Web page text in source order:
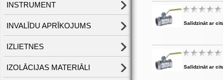
INSTRUMENT
INVALĪDU APRĪKOJUMS
IZLIETNES
IZOLĀCIJAS MATERIĀLI
Salīdzināt ar
Salīdzināt ar